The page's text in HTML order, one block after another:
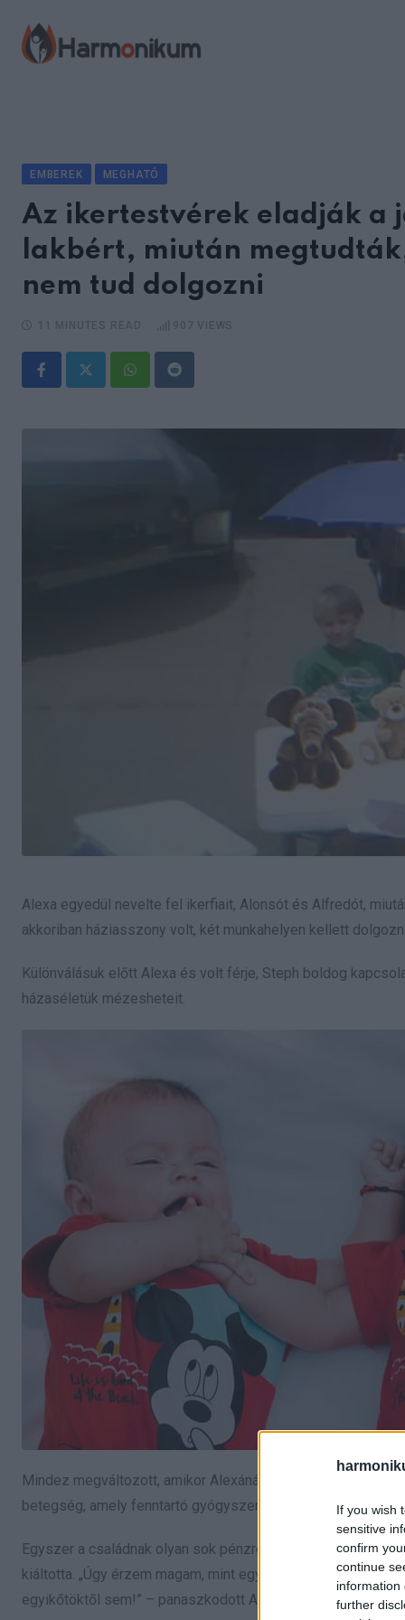
If you wish
sensitive
confirm
continue
information
further
content
EMBEREK MEGHATÓ
Az ikertestvérek eladják a
lakbért, miután
nem tud dolgozni
WhatsappReddit
Alexa egyedül nevelte fel ikerfiait, Alonsót és Alfredót,
akkoriban háziasszony volt, két munkahelyen kellett
Különválásuk előtt Alexa és volt férje, Steph boldog
házaséletük mézesheteit.
Mindez megváltozott, amikor Alexánál lupuszt
betegség, amely fenntartó gyógyszereket igényel, ami
Egyszer a családnak olyan sok pénzre volt szüksége,
kiáltotta. „Úgy érzem magam, mint egy bankautomata
egyikőtöktől sem!” – panaszkodott Alexának.